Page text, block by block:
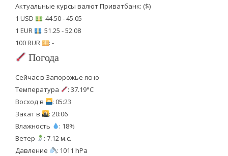
Актуальные курсы валют Приватбанк: ($)
1 USD
: 44.50 - 45.05
1 EUR
: 51.25 - 52.08
100 RUR
: -
Погода
Сейчас в Запорожье ясно
Температура
: 37.19°C
Восход в
: 05:23
Закат в
: 20:06
Влажность
: 18%
Ветер
: 7.12 м.с.
Давление
: 1011 hPa